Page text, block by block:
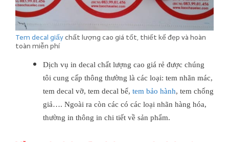
Tem decal giấychất lượng cao giá tốt, thiết kế đẹp và hoàn
toàn miễn phí
Dịch vụ in decal chất lượng cao giá rẻ được chúng
tôi cung cấp thông thường là các loại: tem nhãn mác,
tem decal vỡ, tem decal bể, tem bảo hành, tem chống
giả…. Ngoài ra còn các có các loại nhãn hàng hóa,
thường in thông in chi tiết về sản phẩm.